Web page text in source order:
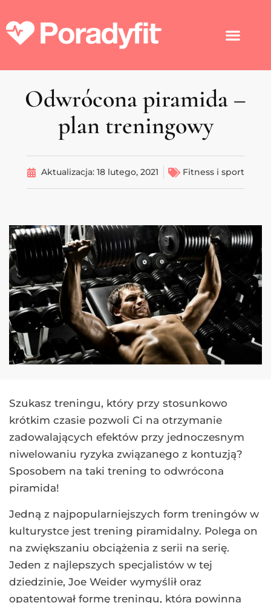
Odwrócona piramida –
plan treningowy
Aktualizacja: 18 lutego, 2021 Fitness i sport
Szukasz treningu, który przy stosunkowo
krótkim czasie pozwoli Ci na otrzymanie
zadowalających efektów przy jednoczesnym
niwelowaniu ryzyka związanego z kontuzją?
Sposobem na taki trening to odwrócona
piramida!
Jedną z najpopularniejszych form treningów w
kulturystce jest trening piramidalny. Polega on
na zwiększaniu obciążenia z serii na serię.
Jeden z najlepszych specjalistów w tej
dziedzinie, Joe Weider wymyślił oraz
opatentował formę treningu, która powinna